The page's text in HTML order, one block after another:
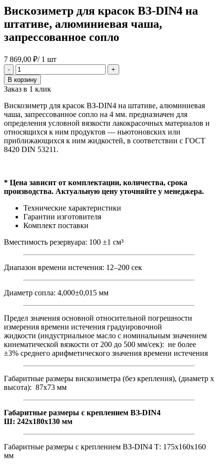
Вискозиметр для красок ВЗ-DIN4 на
штативе, алюминиевая чаша,
запрессованное сопло
7 869,00 ₽/ 1 шт
-
Количество
товара
Вискозиметр
для
красок
ВЗ-
DIN4
на
штативе,
алюминиевая
+
В корзину
Заказ в 1 клик
Вискозиметр для красок ВЗ-DIN4 на штативе, алюминиевая
чаша, запрессованное сопло на 4 мм. предназначен для
определения условной вязкости лакокрасочных материалов и
относящихся к ним продуктов — ньютоновских или
приближающихся к ним жидкостей, в соответствии с ГОСТ
8420 DIN 53211.
* Цена зависит от комплектации, количества, срока
производства. Актуальную цену уточняйте у менеджера.
Технические характеристики
Гарантии изготовителя
Комплект поставки
Вместимость резервуара: 100 ±1 см³
Диапазон времени истечения: 12–200 сек
Диаметр сопла: 4,000±0,015 мм
Предел значения основной относительной погрешности
измерения времени истечения градуировочной
жидкости (индустриальное масло с номинальным значением
кинематической вязкости от 200 до 500 мм/сек): не более
±3% среднего арифметического значения времени истечения
Габаритные размеры вискозиметра (без крепления), (диаметр х
высота): 87х73 мм
Габаритные размеры с креплением ВЗ-DIN4
Ш: 242х180х130 мм
Габаритные размеры с креплением ВЗ-DIN4 Т: 175х160х160
мм